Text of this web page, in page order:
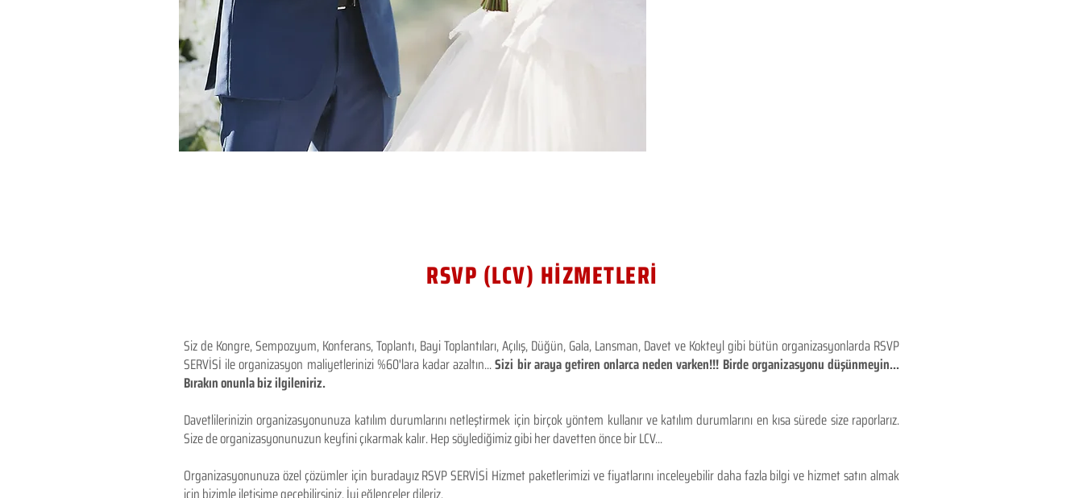
RSVP (LCV) HİZMETLERİ
Siz de Kongre, Sempozyum, Konferans, Toplantı, Bayi Toplantıları, Açılış, Düğün, Gala, Lansman, Davet ve Kokteyl gibi bütün organizasyonlarda RSVP
SERVİSİ ile organizasyon maliyetlerinizi %60'lara kadar azaltın...Sizi bir araya getiren onlarca neden varken!!! Birde organizasyonu düşünmeyin...
Bırakın onunla biz ilgileniriz.
Davetlilerinizin organizasyonunuza katılım durumlarını netleştirmek için birçok yöntem kullanır ve katılım durumlarını en kısa sürede size raporlarız.
Size de organizasyonunuzun keyfini çıkarmak kalır. Hep söylediğimiz gibi her davetten önce bir LCV...
Organizasyonunuza özel çözümler için buradayız RSVP SERVİSİ Hizmet paketlerimizi ve fiyatlarını inceleyebilir daha fazla bilgi ve hizmet satın almak